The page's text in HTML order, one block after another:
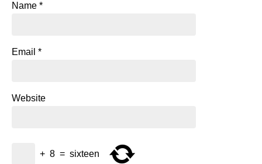
Name *
Email *
Website
+ 8 = sixteen